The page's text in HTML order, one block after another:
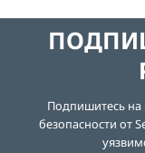
Подпишитесь на
безопасности от